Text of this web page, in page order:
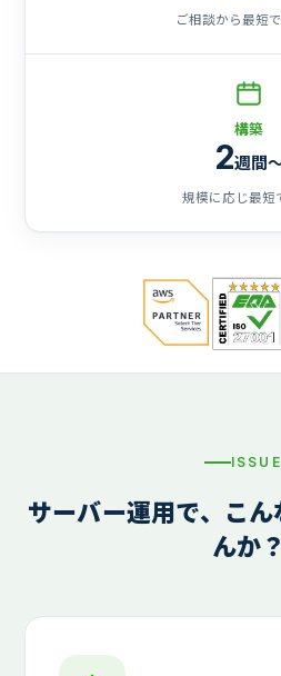
ご相談から最短
構築
2週間
規模に応じ最短
サーバー運用で、こ
んか？